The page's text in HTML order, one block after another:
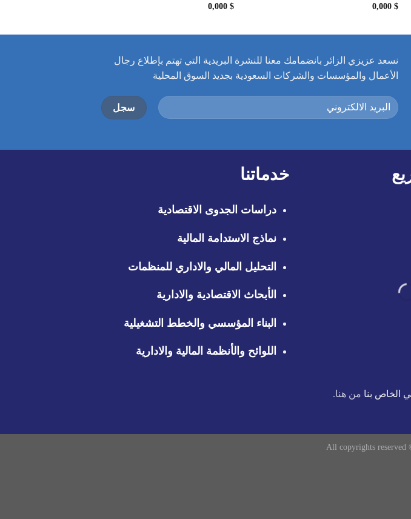
تم التقييم
0,000 $
تم التقييم
0,000$
نسعد عزيزي الزائر بانضمامك معنا للنشرة البريدية التي تهتم بإطلاع رجال
الأعمال والمؤسسات والشركات السعودية بجديد السوق المحلية
خدماتنا
دراسات الجدوى الاقتصادية
نماذج الاستدامة المالية
التحليل المالي والاداري للمنظمات
الأبحاث الاقتصادية والادارية
البناء المؤسسي والخطط التشغيلية
اللوائح والأنظمة المالية والادارية
الخاص بنا من هنا.
All copyrights reserved